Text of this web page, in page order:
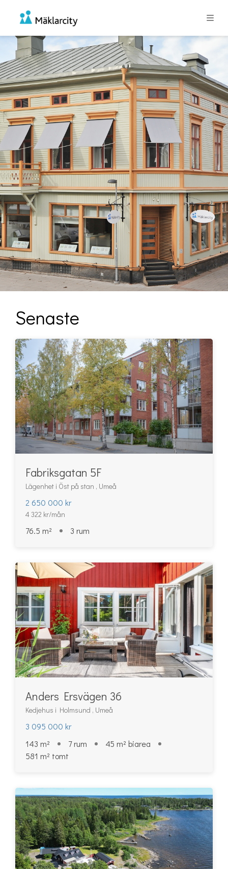
Senaste
Fabriksgatan 5F
Lägenhet i Öst på stan , Umeå
2 650 000 kr
4 322 kr/mån
76.5 m² 3 rum
Anders Ersvägen 36
Kedjehus i Holmsund , Umeå
3 095 000 kr
143 m²
7 rum
45 m² biarea
581 m² tomt